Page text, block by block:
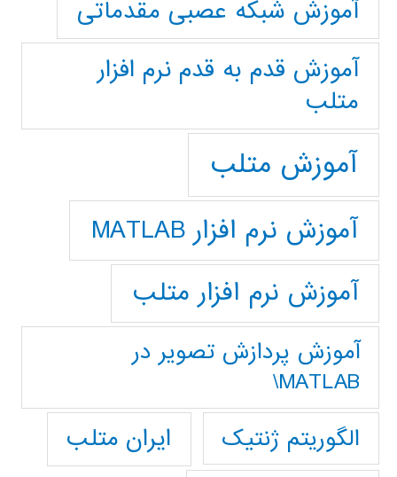
آموزش شبکه عصبی مقدماتی
آموزش قدم به قدم نرم افزار
متلب
آموزش متلب
آموزش نرم افزار MATLAB
آموزش نرم افزار متلب
آموزش پردازش تصوير در
MATLAB\
الگوریتم ژنتیک
ایران متلب